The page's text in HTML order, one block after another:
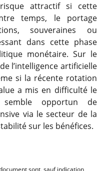
attractif si cette
temps, le portage
souveraines ou
dans cette phase
monétaire. Sur le
l’intelligence artificielle
si la récente rotation
a mis en difficulté le
semble opportun de
via le secteur de la
sur les bénéfices.
sont, sauf indication